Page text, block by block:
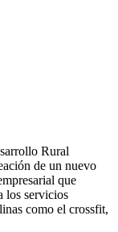
Rural
de un nuevo
que
los servicios
como el crossfit,